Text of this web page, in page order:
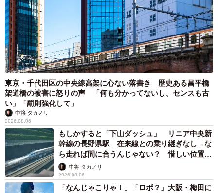
2/2
海外へ留学し、現地の人や文化に触れられるのはかけがえのない経験に
なります※画像はイメージです(polkadot/stock.adobe.com)
◇ ◇
今後、海外渡航の制限がより一層緩和されることで、現地
へ赴いて語学を学ぶ学生たちも増えてくることでしょう。
しかし、オンライン留学には安価で気軽に取り組めるとい
う利点があり、現地留学と合わせた“ハイブリット型”として
も有効だと分かりました。コロナが収束しても、コロナ禍
で生まれた新たな選択肢として、今後も残っていくのかも
しれません。
東京・千代田区の中央線高架に心ない落書き 歴史ある昌平橋
架道橋の被害に怒りの声 「何も分かってないし、センスも古
い」「罰則強化して」
中将 タカノリ
2026.08.06
もしかすると「下山ダッシュ」 リニア中央新
幹線の長野県駅 在来線との乗り継ぎなし→な
ら走れば間に合うんじゃない？ 惜しい位置関
係が反響
中将 タカノリ
2026.08.06
「なんじゃこりゃ！」「ロボ？」大阪・梅田に